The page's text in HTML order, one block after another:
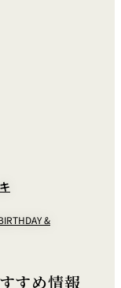
&
すめ情報